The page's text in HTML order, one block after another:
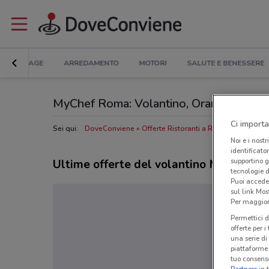
BRICOLAGE ARREDAMENTO MOTORI SALUTE E BENESSERE
MyChef Roma: Volantino, Orari di
Sei qui: DoveConviene Offerte Ristoranti a Roma
Ultime offerte del volantino MyChef
Ci
Noi e i nostri
supportino
tecnologie
Puoi
sul link
Per
Permettici
offerte per
una serie
piattaforme
tuo